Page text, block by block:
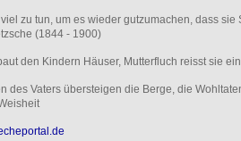
zu tun, um es wieder gutzumachen, dass sie
(1844 - 1900)
den Kindern Häuser, Mutterfluch reisst sie ein.
des Vaters übersteigen die Berge, die